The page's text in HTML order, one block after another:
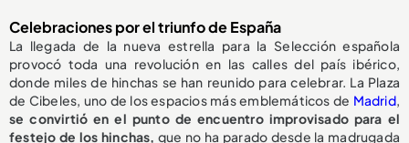
Celebraciones por el triunfo de España
La llegada de la nueva estrella para la Selección española
provocó toda una revolución en las calles del país ibérico,
donde miles de hinchas se han reunido para celebrar. La Plaza
de Cibeles, uno de los espacios más emblemáticos de Madrid,
se convirtió en el punto de encuentro improvisado para el
festejo de los hinchas, que no ha parado desde la madrugada